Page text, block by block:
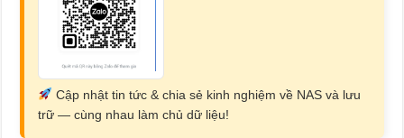
Cập nhật tin tức & chia sẻ kinh nghiệm về NAS và lưu
trữ — cùng nhau làm chủ dữ liệu!